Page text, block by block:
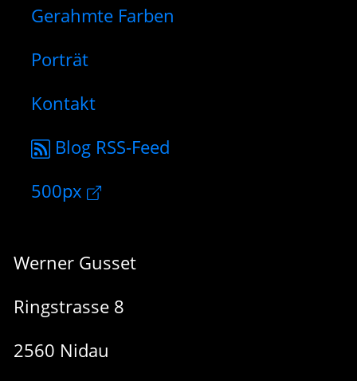
Gerahmte Farben
Porträt
Kontakt
Blog RSS-Feed
500px
Werner Gusset
Ringstrasse 8
2560 Nidau